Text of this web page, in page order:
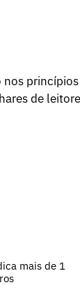
nos princípios
de
mais de 1